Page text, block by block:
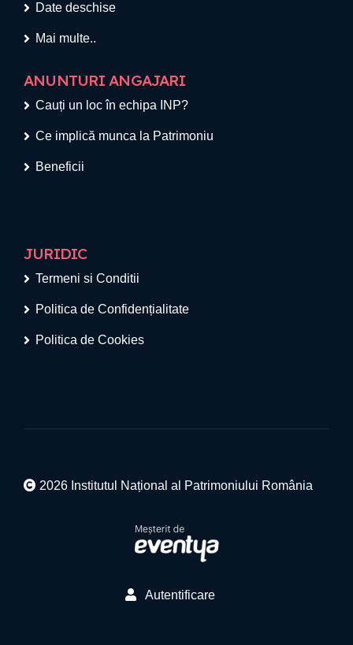
Date deschise
Mai multe..
ANUNTURI ANGAJARI
Cauți un loc în echipa INP?
Ce implică munca la Patrimoniu
Beneficii
JURIDIC
Termeni si Conditii
Politica de Confidențialitate
Politica de Cookies
2026 Institutul Național al Patrimoniului România
Autentificare